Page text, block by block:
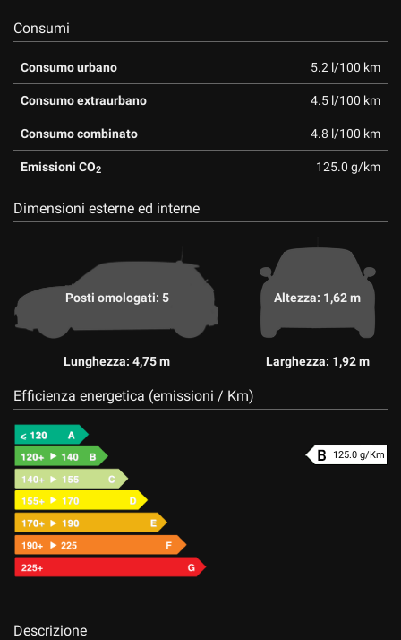
Consumi
Consumo urbano 5.2 l/100 km
Consumo extraurbano 4.5 l/100 km
Consumo combinato 4.8 l/100 km
Emissioni CO2 125.0 g/km
Dimensioni esterne ed interne
Posti omologati: 5
Lunghezza: 4,75 m
Altezza: 1,62 m
Larghezza: 1,92 m
Efficienza energetica (emissioni / Km)
125.0 g/Km
Descrizione